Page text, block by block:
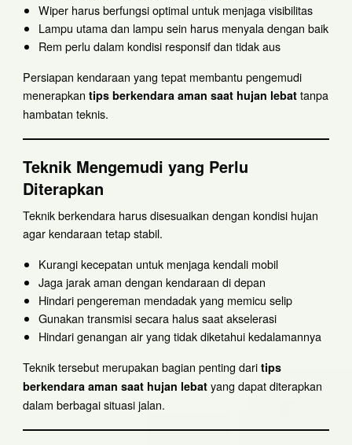
Wiper harus berfungsi optimal untuk menjaga visibilitas
Lampu utama dan lampu sein harus menyala dengan baik
Rem perlu dalam kondisi responsif dan tidak aus
Persiapan kendaraan yang tepat membantu pengemudi
menerapkantips berkendara aman saat hujan lebat tanpa
hambatan teknis.
Teknik Mengemudi yang Perlu
Diterapkan
Teknik berkendara harus disesuaikan dengan kondisi hujan
agar kendaraan tetap stabil.
Kurangi kecepatan untuk menjaga kendali mobil
Jaga jarak aman dengan kendaraan di depan
Hindari pengereman mendadak yang memicu selip
Gunakan transmisi secara halus saat akselerasi
Hindari genangan air yang tidak diketahui kedalamannya
Teknik tersebut merupakan bagian penting daritips
berkendara aman saat hujan lebat yang dapat diterapkan
dalam berbagai situasi jalan.